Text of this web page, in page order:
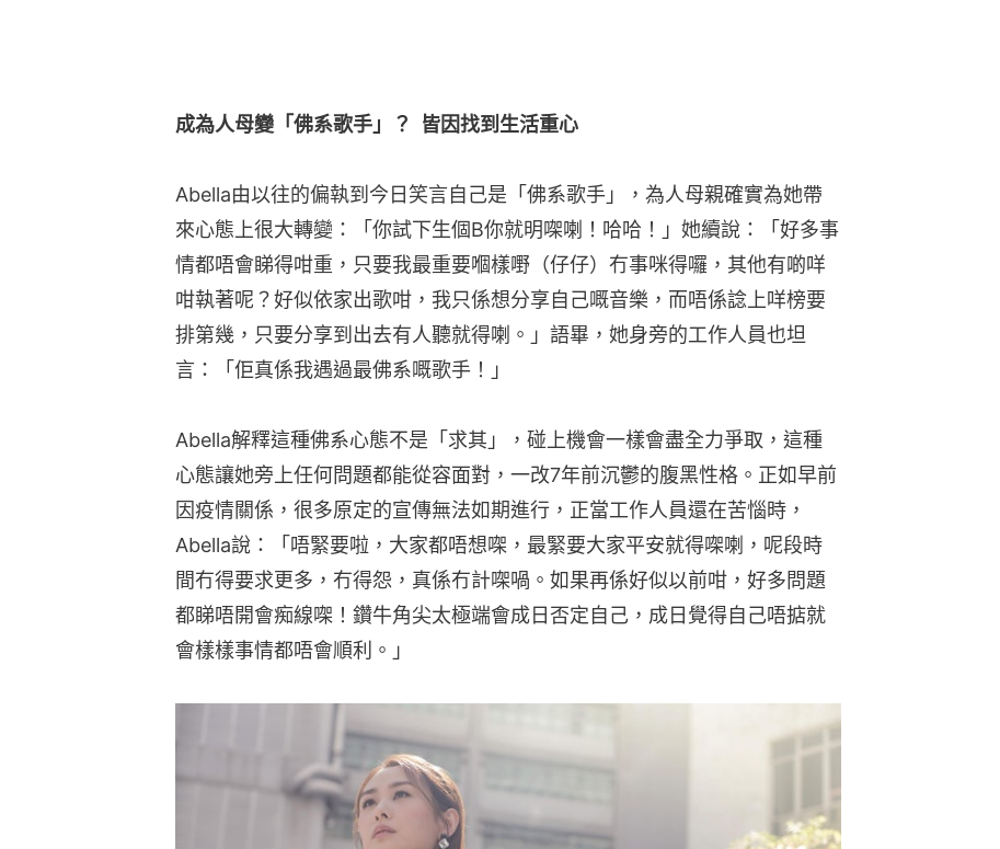
成為人母變「佛系歌手」？  皆因找到生活重心
Abella由以往的偏執到今日笑言自己是「佛系歌手」，為人母親確實為她帶
來心態上很大轉變：「你試下生個B你就明㗎喇！哈哈！」她續說：「好多事
情都唔會睇得咁重，只要我最重要嗰樣嘢（仔仔）冇事咪得囉，其他有啲咩
咁執著呢？好似依家出歌咁，我只係想分享自己嘅音樂，而唔係諗上咩榜要
排第幾，只要分享到出去有人聽就得喇。」語畢，她身旁的工作人員也坦
言：「佢真係我遇過最佛系嘅歌手！」
Abella解釋這種佛系心態不是「求其」，碰上機會一樣會盡全力爭取，這種
心態讓她旁上任何問題都能從容面對，一改7年前沉鬱的腹黑性格。正如早前
因疫情關係，很多原定的宣傳無法如期進行，正當工作人員還在苦惱時，
Abella說：「唔緊要啦，大家都唔想㗎，最緊要大家平安就得㗎喇，呢段時
間冇得要求更多，冇得怨，真係冇計㗎喎。如果再係好似以前咁，好多問題
都睇唔開會痴線㗎！鑽牛角尖太極端會成日否定自己，成日覺得自己唔掂就
會樣樣事情都唔會順利。」